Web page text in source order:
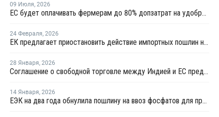
09 Июля, 2026
ЕС будет оплачивать фермерам до 80% допзатрат на удобрения
24 Февраля, 2026
ЕК предлагает приостановить действие импортных пошлин на аммиак и большинство азотных удобрений
28 Января, 2026
Соглашение о свободной торговле между Индией и ЕС предусматривает снижение тарифов на 90% товаров
14 Января, 2026
ЕЭК на два года обнулила пошлину на ввоз фосфатов для производства удобрений